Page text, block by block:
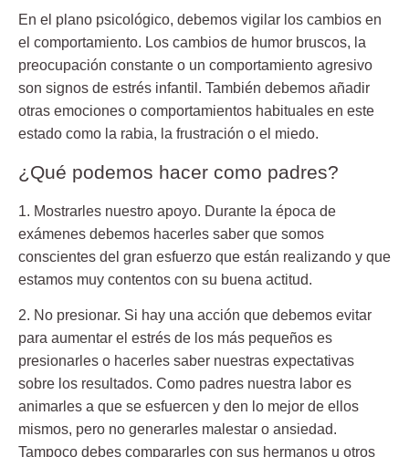
En el plano psicológico, debemos vigilar los cambios en
el comportamiento. Los cambios de humor bruscos, la
preocupación constante o un comportamiento agresivo
son signos de estrés infantil. También debemos añadir
otras emociones o comportamientos habituales en este
estado como la rabia, la frustración o el miedo.
¿Qué podemos hacer como padres?
1. Mostrarles nuestro apoyo. Durante la época de
exámenes debemos hacerles saber que somos
conscientes del gran esfuerzo que están realizando y que
estamos muy contentos con su buena actitud.
2. No presionar. Si hay una acción que debemos evitar
para aumentar el estrés de los más pequeños es
presionarles o hacerles saber nuestras expectativas
sobre los resultados. Como padres nuestra labor es
animarles a que se esfuercen y den lo mejor de ellos
mismos, pero no generarles malestar o ansiedad.
Tampoco debes compararles con sus hermanos u otros